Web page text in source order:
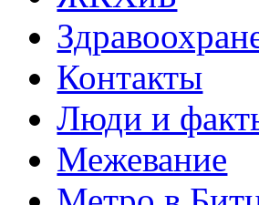
Контакты
Люди и
Межевание